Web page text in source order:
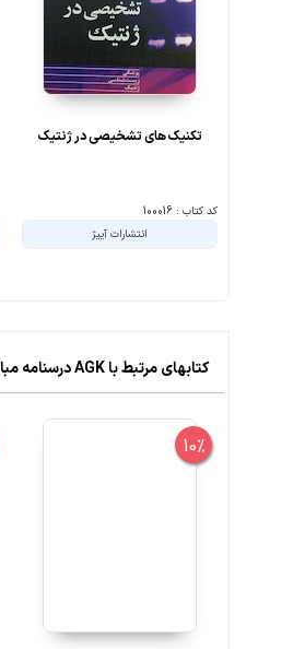
تکنیک های تشخیصی در ژنتیک
کد کتاب : 100016
انتشارات آییژ
کتابهای مرتبط با AGK درسنامه مبانی مدیریت سازمان (ویژه کارشناسی ارشد رشته ارگونومی) - علوم پایه
10%